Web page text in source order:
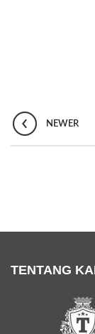
NEWER
TENTANG